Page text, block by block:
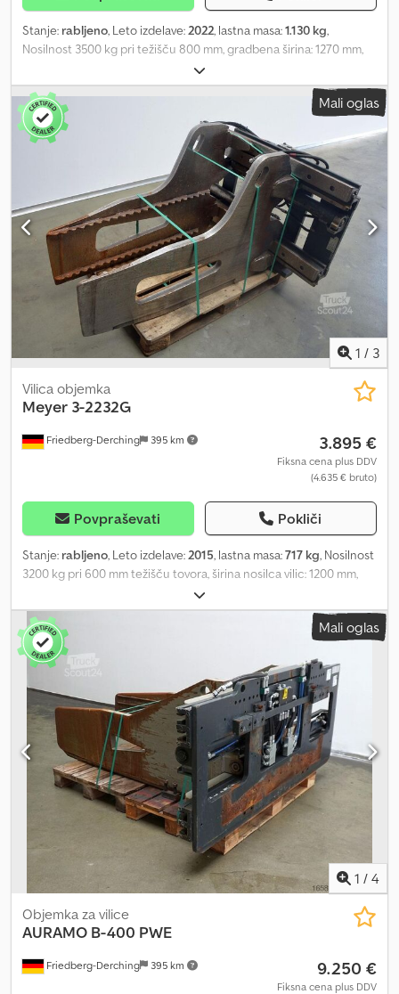
Stanje: rabljeno, Leto izdelave:2022, lastna masa:1.130 kg,
Nosilnost 3500 kg pri težišču 800 mm, gradbena širina: 1270 mm,
razpon odpiranja: 250 – 1600 mm, pritrditev: FEM4A, izstop: 210 mm,
lastno težišče: 330 mm, skoraj nova objemka za papirne role
MEYER/Auramo RA-350NLJE, rotacijski razpon 180 stopinj z
omejevalnikom, FEM 4, razpon odpiranja objemke 250 – 2200 mm,
širina nosilca vilic: 1270 mm, težišče tovora: 800 mm, lastno težišče:
330 mm. Chodjxiimvjpfx Anmsa
Mali oglas
1 / 3
Friedberg-Derching 395 km
Vilica objemka
Meyer 3-2232G
3.895 €
Fiksna cena plus DDV
(4.635 € bruto)
Povpraševati Pokliči
Stanje: rabljeno, Leto izdelave:2015, lastna masa:717 kg, Nosilnost
3200 kg pri 600 mm težišču tovora, širina nosilca vilic: 1200 mm,
gradbena širina: 1200 mm, razpon odpiranja: 500-1950 mm,
obešanje: FEM3, prednji izrastek: 145 mm, lastno težišče: 290 mm,
rabljena balirna klema MEYER 3-2232G z integriranim bočnim
pomikom, razpon odpiranja kleme: 500-1950 mm, maks. delovni tlak
140 bar, dolžina rok: 1200 mm, FEM III, vklj. cevi, širina nosilca vilic:
1200, težišče tovora: 600, lastno težišče: 290 Codpfx Anexl Hk
Rjmeha
Mali oglas
1 / 4
Friedberg-Derching 395 km
Objemka za vilice
AURAMO B-400 PWE
9.250 €
Fiksna cena plus DDV